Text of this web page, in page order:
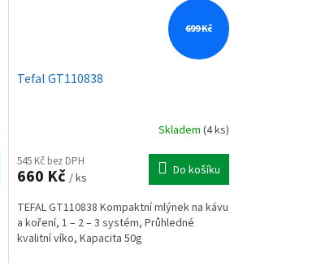
699 Kč
Tefal GT110838
Skladem (4 ks)
545 Kč bez DPH
660 Kč / ks Do košíku
TEFAL GT110838 Kompaktní mlýnek na kávu
a koření, 1 – 2 – 3 systém, Průhledné
kvalitní víko, Kapacita 50g